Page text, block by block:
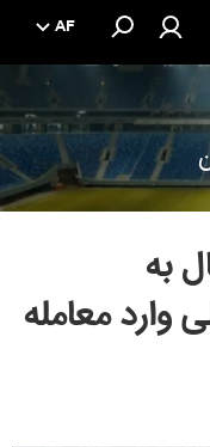
AF
به
وارد معامله